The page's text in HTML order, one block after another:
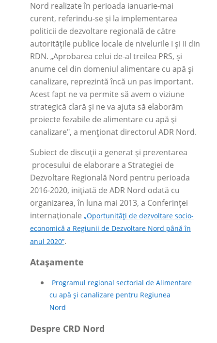
Nord realizate în perioada ianuarie-mai
curent, referindu-se și la implementarea
politicii de dezvoltare regională de către
autorităţile publice locale de nivelurile I și II din
RDN. „Aprobarea celui de-al treilea PRS, și
anume cel din domeniul alimentare cu apă și
canalizare, reprezintă încă un pas important.
Acest fapt ne va permite să avem o viziune
strategică clară și ne va ajuta să elaborăm
proiecte fezabile de alimentare cu apă și
canalizare", a menționat directorul ADR Nord.
Subiect de discuții a generat și prezentarea
procesului de elaborare a Strategiei de
Dezvoltare Regională Nord pentru perioada
2016-2020, inițiată de ADR Nord odată cu
organizarea, în luna mai 2013, a Conferinței
internaționale „Oportunități de dezvoltare socio-
economică a Regiunii de Dezvoltare Nord până în
anul 2020”.
Atașamente
Programul regional sectorial de Alimentare
cu apă și canalizare pentru Regiunea
Nord
Despre CRD Nord